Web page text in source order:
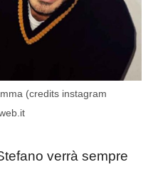
(credits instagram
verrà sempre